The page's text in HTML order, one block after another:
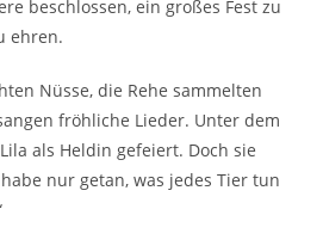
beschlossen, ein großes Fest zu
ehren.
Nüsse, die Rehe sammelten
fröhliche Lieder. Unter dem
als Heldin gefeiert. Doch sie
nur getan, was jedes Tier tun